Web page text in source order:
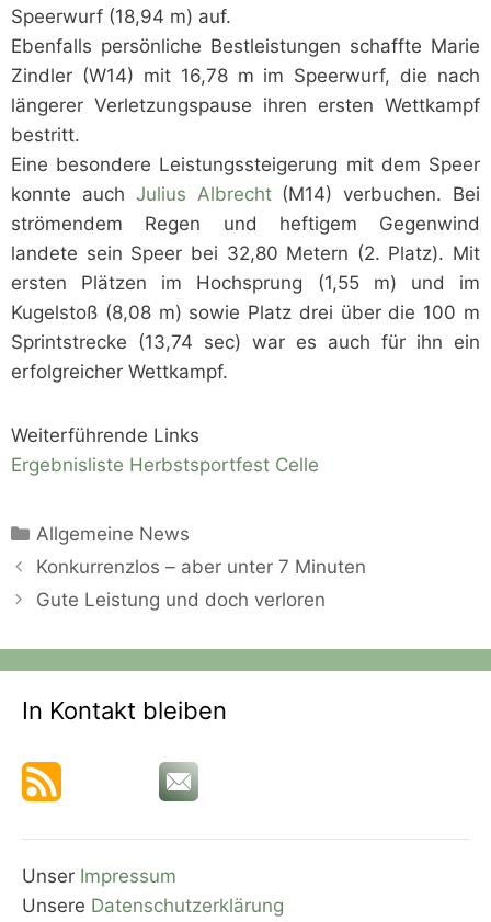
Speerwurf (18,94 m) auf.
Ebenfalls persönliche Bestleistungen schaffte Marie
Zindler (W14) mit 16,78 m im Speerwurf, die nach
längerer Verletzungspause ihren ersten Wettkampf
bestritt.
Eine besondere Leistungssteigerung mit dem Speer
konnte auch Julius Albrecht(M14) verbuchen. Bei
strömendem Regen und heftigem Gegenwind
landete sein Speer bei 32,80 Metern (2. Platz). Mit
ersten Plätzen im Hochsprung (1,55 m) und im
Kugelstoß (8,08 m) sowie Platz drei über die 100 m
Sprintstrecke (13,74 sec) war es auch für ihn ein
erfolgreicher Wettkampf.
Weiterführende Links
Ergebnisliste Herbstsportfest Celle
Kategorien
Allgemeine News
Konkurrenzlos – aber unter 7 Minuten
Gute Leistung und doch verloren
In Kontakt bleiben
Unser Impressum
Unsere Datenschutzerklärung